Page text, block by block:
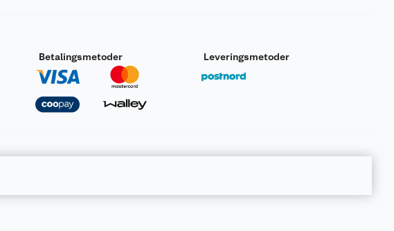
Betalingsmetoder Leveringsmetoder